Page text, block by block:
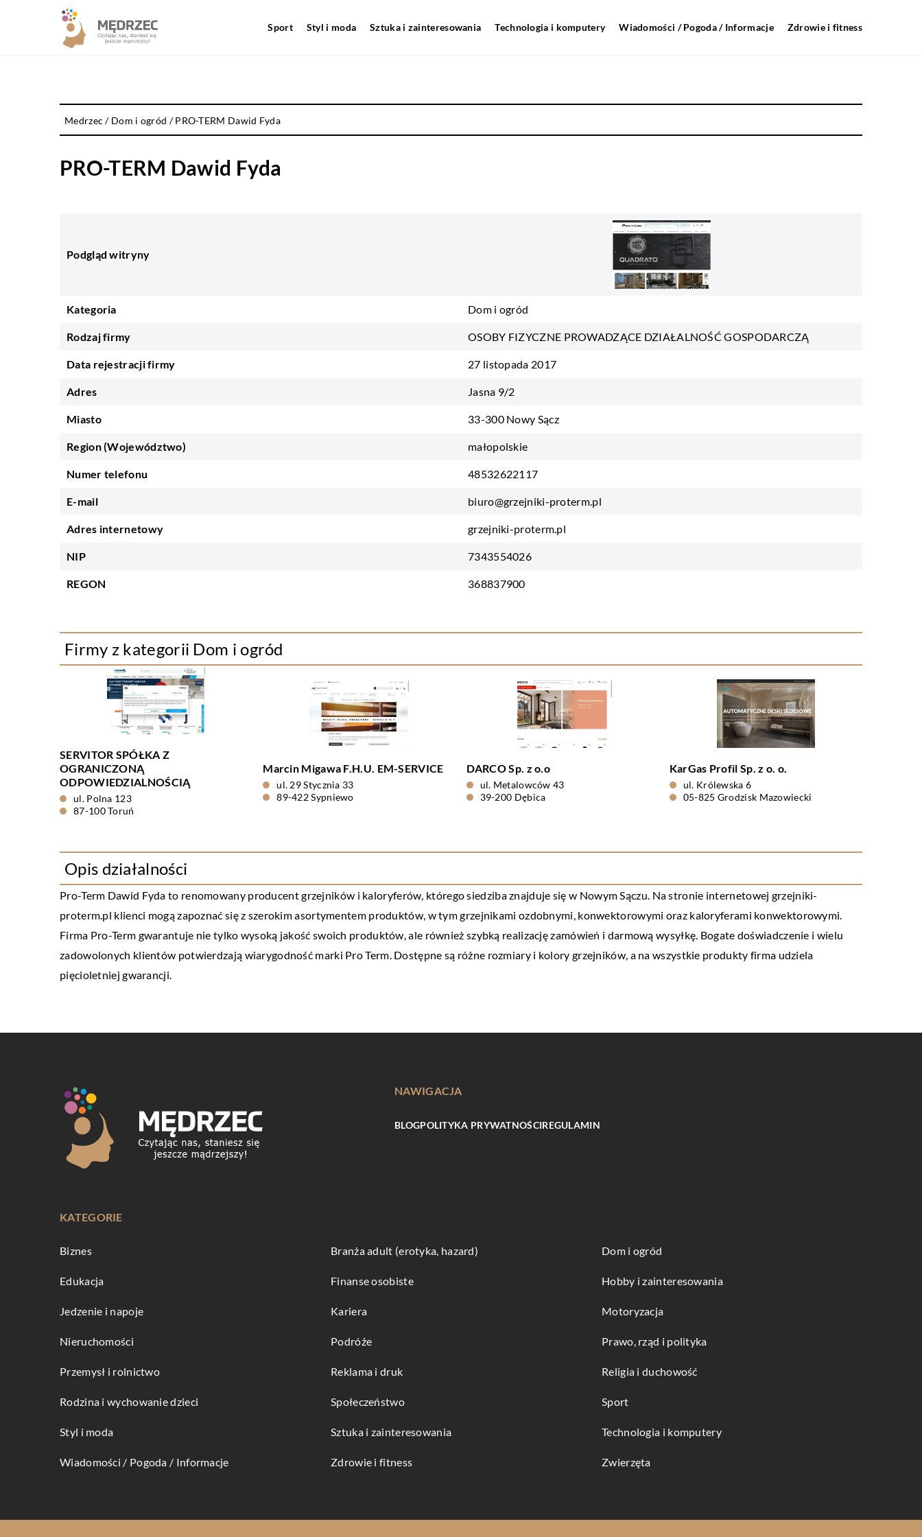
Sport Styl i moda Sztuka i zainteresowania Technologia i komputery Wiadomości / Pogoda / Informacje Zdrowie i fitness
Medrzec / Dom i ogród /PRO-TERM Dawid Fyda
PRO-TERM Dawid Fyda
Podgląd witryny
Kategoria Dom i ogród
Rodzaj firmy OSOBY FIZYCZNE PROWADZĄCE DZIAŁALNOŚĆ GOSPODARCZĄ
Data rejestracji firmy 27 listopada 2017
Adres Jasna 9/2
Miasto 33-300 Nowy Sącz
Region (Województwo) małopolskie
Numer telefonu 48532622117
E-mail biuro@grzejniki-proterm.pl
Adres internetowy grzejniki-proterm.pl
NIP 7343554026
REGON 368837900
Firmy z kategorii Dom i ogród
SERVITOR SPÓŁKA Z
OGRANICZONĄ
ODPOWIEDZIALNOŚCIĄ
ul. Polna 123
87-100 Toruń
Marcin Migawa F.H.U. EM-SERVICE
ul. 29 Stycznia 33
89-422 Sypniewo
DARCO Sp. z o.o
ul. Metalowców 43
39-200 Dębica
KarGas Profil Sp. z o. o.
ul. Królewska 6
05-825 Grodzisk Mazowiecki
Opis działalności
Pro-Term Dawid Fyda to renomowany producent grzejników i kaloryferów, którego siedziba znajduje się w Nowym Sączu. Na stronie internetowej grzejniki-
proterm.pl klienci mogą zapoznać się z szerokim asortymentem produktów, w tym grzejnikami ozdobnymi, konwektorowymi oraz kaloryferami konwektorowymi.
Firma Pro-Term gwarantuje nie tylko wysoką jakość swoich produktów, ale również szybką realizację zamówień i darmową wysyłkę. Bogate doświadczenie i wielu
zadowolonych klientów potwierdzają wiarygodność marki Pro Term. Dostępne są różne rozmiary i kolory grzejników, a na wszystkie produkty firma udziela
pięcioletniej gwarancji.
NAWIGACJA
BLOGPOLITYKA PRYWATNOŚCIREGULAMIN
KATEGORIE
Biznes Branża adult (erotyka, hazard) Dom i ogród
Edukacja Finanse osobiste Hobby i zainteresowania
Jedzenie i napoje Kariera Motoryzacja
Nieruchomości Podróże Prawo, rząd i polityka
Przemysł i rolnictwo Reklama i druk Religia i duchowość
Rodzina i wychowanie dzieci Społeczeństwo Sport
Styl i moda Sztuka i zainteresowania Technologia i komputery
Wiadomości / Pogoda / Informacje Zdrowie i fitness Zwierzęta